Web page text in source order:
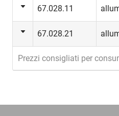
67.028.11
67.028.21
Prezzi consigliati per